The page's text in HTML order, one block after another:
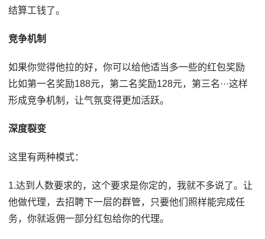
结算工钱了。
竞争机制
如果你觉得他拉的好，你可以给他适当多一些的红包奖励
比如第一名奖励188元，第二名奖励128元，第三名···这样
形成竞争机制，让气氛变得更加活跃。
深度裂变
这里有两种模式：
1.达到人数要求的，这个要求是你定的，我就不多说了。让
他做代理，去招聘下一层的群管，只要他们照样能完成任
务，你就返佣一部分红包给你的代理。